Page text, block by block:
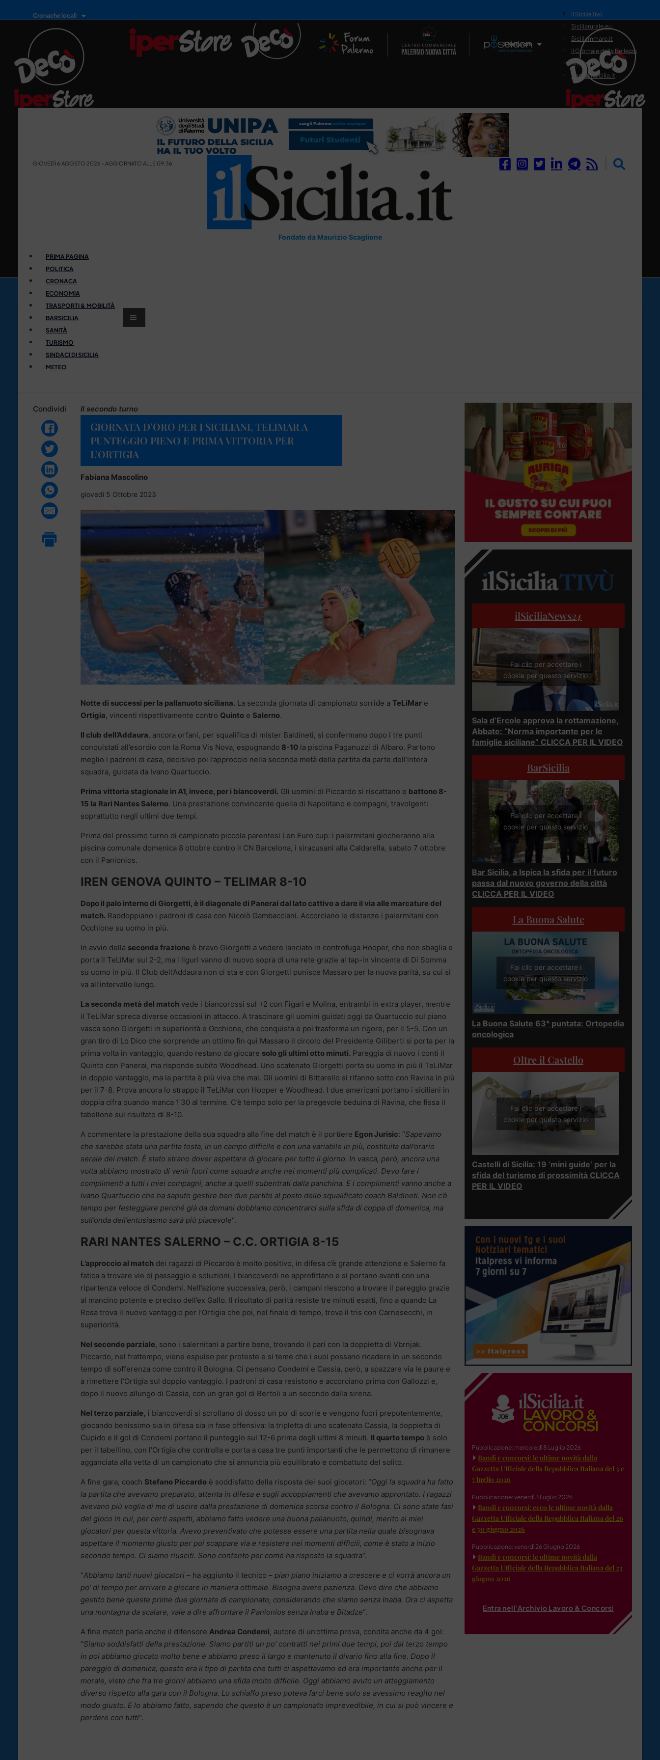
Cronache locali
Il Network
il SiciliaTivù
Siciliarurale.eu
Siciliammare.it
Il Giornale della Bellezza
Siciliamedica.it
Sanitainsicilia.it
GIOVEDÌ 6 AGOSTO 2026 - AGGIORNATO ALLE 09:36
Fondato da Maurizio Scaglione
PRIMA PAGINA
POLITICA
CRONACA
ECONOMIA
TRASPORTI & MOBILITÀ
BARSICILIA
SANITÀ
TURISMO
SINDACI DI SICILIA
METEO
Condividi Il secondo turno
GIORNATA D’ORO PER I SICILIANI, TELIMAR A
PUNTEGGIO PIENO E PRIMA VITTORIA PER
L’ORTIGIA
Fabiana Mascolino
giovedì 5 Ottobre 2023
Notte di successi per la pallanuoto siciliana. La seconda giornata di campionato sorride a TeLiMar e
Ortigia, vincenti rispettivamente contro Quinto e Salerno.
Il club dell’Addaura, ancora orfani, per squalifica di mister Baldineti, si confermano dopo i tre punti
conquistati all’esordio con la Roma Vis Nova, espugnando 8-10 la piscina Paganuzzi di Albaro. Partono
meglio i padroni di casa, decisivo poi l’approccio nella seconda metà della partita da parte dell’intera
squadra, guidata da Ivano Quartuccio.
Prima vittoria stagionale in A1, invece, per i biancoverdi. Gli uomini di Piccardo si riscattano e battono 8-
15 la Rari Nantes Salerno. Una prestazione convincente quella di Napolitano e compagni, travolgenti
soprattutto negli ultimi due tempi.
Prima del prossimo turno di campionato piccola parentesi Len Euro cup: i palermitani giocheranno alla
piscina comunale domenica 8 ottobre contro il CN Barcelona, i siracusani alla Caldarella, sabato 7 ottobre
con il Panionios.
IREN GENOVA QUINTO – TELIMAR 8-10
Dopo il palo interno di Giorgetti, è il diagonale di Panerai dal lato cattivo a dare il via alle marcature del
match. Raddoppiano i padroni di casa con Nicolò Gambacciani. Accorciano le distanze i palermitani con
Occhione su uomo in più.
In avvio della seconda frazione è bravo Giorgetti a vedere lanciato in controfuga Hooper, che non sbaglia e
porta il TeLiMar sul 2-2, ma i liguri vanno di nuovo sopra di una rete grazie al tap-in vincente di Di Somma
su uomo in più. Il Club dell’Addaura non ci sta e con Giorgetti punisce Massaro per la nuova parità, su cui si
va all’intervallo lungo.
La seconda metà del match vede i biancorossi sul +2 con Figari e Molina, entrambi in extra player, mentre
il TeLiMar spreca diverse occasioni in attacco. A trascinare gli uomini guidati oggi da Quartuccio sul piano
vasca sono Giorgetti in superiorità e Occhione, che conquista e poi trasforma un rigore, per il 5-5. Con un
gran tiro di Lo Dico che sorprende un ottimo fin qui Massaro il circolo del Presidente Giliberti si porta per la
prima volta in vantaggio, quando restano da giocare solo gli ultimi otto minuti. Pareggia di nuovo i conti il
Quinto con Panerai, ma risponde subito Woodhead. Uno scatenato Giorgetti porta su uomo in più il TeLiMar
in doppio vantaggio, ma la partita è più viva che mai. Gli uomini di Bittarello si rifanno sotto con Ravina in più
per il 7-8. Prova ancora lo strappo il TeLiMar con Hooper e Woodhead. I due americani portano i siciliani in
doppia cifra quando manca 1’30 al termine. C’è tempo solo per la pregevole beduina di Ravina, che fissa il
tabellone sul risultato di 8-10.
A commentare la prestazione della sua squadra alla fine del match è il portiere Egon Jurisic: “Sapevamo
che sarebbe stata una partita tosta, in un campo difficile e con una variabile in più, costituita dall’orario
serale del match. È stato strano dover aspettare di giocare per tutto il giorno. In vasca, però, ancora una
volta abbiamo mostrato di venir fuori come squadra anche nei momenti più complicati. Devo fare i
complimenti a tutti i miei compagni, anche a quelli subentrati dalla panchina. E i complimenti vanno anche a
Ivano Quartuccio che ha saputo gestire ben due partite al posto dello squalificato coach Baldineti. Non c’è
tempo per festeggiare perché già da domani dobbiamo concentrarci sulla sfida di coppa di domenica, ma
sull’onda dell’entusiasmo sarà più piacevole“.
RARI NANTES SALERNO – C.C. ORTIGIA 8-15
L’approccio al match dei ragazzi di Piccardo è molto positivo, in difesa c’è grande attenzione e Salerno fa
fatica a trovare vie di passaggio e soluzioni. I biancoverdi ne approfittano e si portano avanti con una
ripartenza veloce di Condemi. Nell’azione successiva, però, i campani riescono a trovare il pareggio grazie
al mancino potente e preciso dell’ex Gallo. Il risultato di parità resiste tre minuti esatti, fino a quando La
Rosa trova il nuovo vantaggio per l’Ortigia che poi, nel finale di tempo, trova il tris con Carnesecchi, in
superiorità.
Nel secondo parziale, sono i salernitani a partire bene, trovando il pari con la doppietta di Vbrnjak.
Piccardo, nel frattempo, viene espulso per proteste e si teme che i suoi possano ricadere in un secondo
tempo di sofferenza come contro il Bologna. Ci pensano Condemi e Cassia, però, a spazzare via le paure e
a rimettere l’Ortigia sul doppio vantaggio. I padroni di casa resistono e accorciano prima con Gallozzi e,
dopo il nuovo allungo di Cassia, con un gran gol di Bertoli a un secondo dalla sirena.
Nel terzo parziale, i biancoverdi si scrollano di dosso un po’ di scorie e vengono fuori prepotentemente,
giocando benissimo sia in difesa sia in fase offensiva: la tripletta di uno scatenato Cassia, la doppietta di
Cupido e il gol di Condemi portano il punteggio sul 12-6 prima degli ultimi 8 minuti. Il quarto tempo è solo
per il tabellino, con l’Ortigia che controlla e porta a casa tre punti importanti che le permettono di rimanere
agganciata alla vetta di un campionato che si annuncia più equilibrato e combattuto del solito.
A fine gara, coach Stefano Piccardo è soddisfatto della risposta dei suoi giocatori: “Oggi la squadra ha fatto
la partita che avevamo preparato, attenta in difesa e sugli accoppiamenti che avevamo approntato. I ragazzi
avevano più voglia di me di uscire dalla prestazione di domenica scorsa contro il Bologna. Ci sono state fasi
del gioco in cui, per certi aspetti, abbiamo fatto vedere una buona pallanuoto, quindi, merito ai miei
giocatori per questa vittoria. Avevo preventivato che potesse essere una partita nella quale bisognava
aspettare il momento giusto per poi scappare via e resistere nei momenti difficili, come è stato a inizio
secondo tempo. Ci siamo riusciti. Sono contento per come ha risposto la squadra“.
“Abbiamo tanti nuovi giocatori – ha aggiunto il tecnico – pian piano iniziamo a crescere e ci vorrà ancora un
po’ di tempo per arrivare a giocare in maniera ottimale. Bisogna avere pazienza. Devo dire che abbiamo
gestito bene queste prime due giornate di campionato, considerando che siamo senza Inaba. Ora ci aspetta
una montagna da scalare, vale a dire affrontare il Panionios senza Inaba e Bitadze“.
A fine match parla anche il difensore Andrea Condemi, autore di un’ottima prova, condita anche da 4 gol:
“Siamo soddisfatti della prestazione. Siamo partiti un po’ contratti nei primi due tempi, poi dal terzo tempo
in poi abbiamo giocato molto bene e abbiamo preso il largo e mantenuto il divario fino alla fine. Dopo il
pareggio di domenica, questo era il tipo di partita che tutti ci aspettavamo ed era importante anche per il
morale, visto che fra tre giorni abbiamo una sfida molto difficile. Oggi abbiamo avuto un atteggiamento
diverso rispetto alla gara con il Bologna. Lo schiaffo preso poteva farci bene solo se avessimo reagito nel
modo giusto. E lo abbiamo fatto, sapendo che questo è un campionato imprevedibile, in cui si può vincere e
perdere con tutti“.
ilSiciliaNews24
Fai clic per accettare i
cookie per questo servizio
Sala d’Ercole approva la rottamazione,
Abbate: “Norma importante per le
famiglie siciliane” CLICCA PER IL VIDEO
BarSicilia
Fai clic per accettare i
cookie per questo servizio
Bar Sicilia, a Ispica la sfida per il futuro
passa dal nuovo governo della città
CLICCA PER IL VIDEO
La Buona Salute
Fai clic per accettare i
cookie per questo servizio
La Buona Salute 63° puntata: Ortopedia
oncologica
Oltre il Castello
Fai clic per accettare i
cookie per questo servizio
Castelli di Sicilia: 19 ‘mini guide’ per la
sfida del turismo di prossimità CLICCA
PER IL VIDEO
Pubblicazione: mercoledì 8 Luglio 2026
Bandi e concorsi: le ultime novità dalla
Gazzetta Ufficiale della Repubblica Italiana del 3 e
7 luglio 2026
Pubblicazione: venerdì 3 Luglio 2026
Bandi e concorsi: ecco le ultime novità dalla
Gazzetta Ufficiale della Repubblica Italiana del 26
e 30 giugno 2026
Pubblicazione: venerdì 26 Giugno 2026
Bandi e concorsi: le ultime novità dalla
Gazzetta Ufficiale della Repubblica Italiana del 23
giugno 2026
Entra nell'Archivio Lavoro & Concorsi